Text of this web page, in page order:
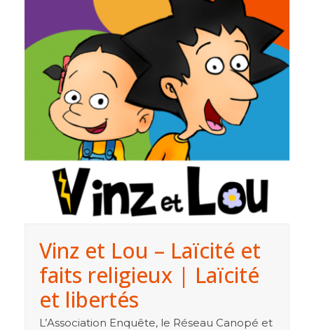
Vinz et Lou – Laïcité et
faits religieux | Laïcité
et libertés
L’Association Enquête, le Réseau Canopé et